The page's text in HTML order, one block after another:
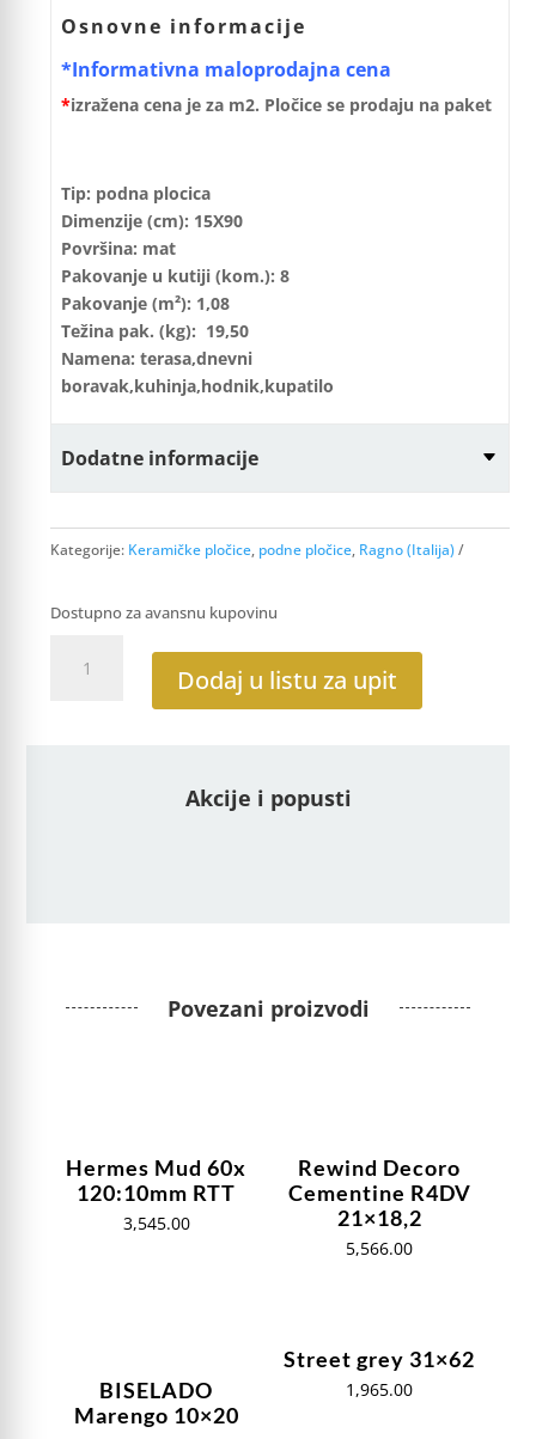
Osnovne informacije
*Informativna maloprodajna cena
*izražena cena je za m2. Pločice se prodaju na paket
Tip: podna plocica
Dimenzije (cm): 15X90
Površina: mat
Pakovanje u kutiji (kom.): 8
Pakovanje (m²): 1,08
Težina pak. (kg): 19,50
Namena: terasa,dnevni
boravak,kuhinja,hodnik,kupatilo
Dodatne informacije
Kategorije: Keramičke pločice, podne pločice, Ragno (Italija)
Dostupno za avansnu kupovinu
Beige
Dodaj u listu za upit
Akcije i popusti
Povezani proizvodi
Hermes Mud 60x
120:10mm RTT
3,545.00
Rewind Decoro
Cementine R4DV
21×18,2
5,566.00
BISELADO
Marengo 10×20
Street grey 31×62
1,965.00